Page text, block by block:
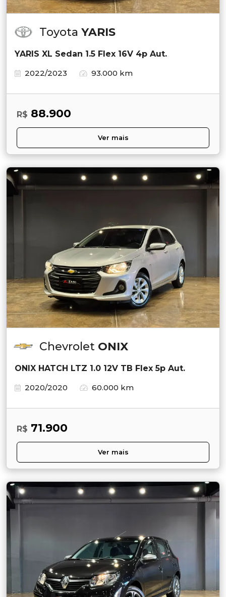
Toyota YARIS
YARIS XL Sedan 1.5 Flex 16V 4p Aut.
2022/2023
93.000 km
R$ 88.900
Ver mais
Chevrolet ONIX
ONIX HATCH LTZ 1.0 12V TB Flex 5p Aut.
2020/2020
60.000 km
R$ 71.900
Ver mais